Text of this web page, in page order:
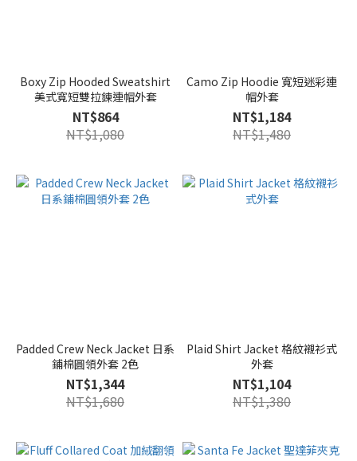
Boxy Zip Hooded Sweatshirt
美式寬短雙拉鍊連帽外套
NT$864
NT$1,080
Camo Zip Hoodie 寬短迷彩連
帽外套
NT$1,184
NT$1,480
Padded Crew Neck Jacket 日系
鋪棉圓領外套 2色
NT$1,344
NT$1,680
Plaid Shirt Jacket 格紋襯衫式
外套
NT$1,104
NT$1,380